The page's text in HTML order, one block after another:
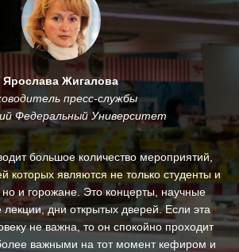
Ярослава Жигалова
пресс-службы
Федеральный Университет
большое количество мероприятий,
которых являются не только студенты и
и горожане. Это концерты, научные
дни открытых дверей. Если эта
не важна, то он спокойно проходит
важными на тот момент кефиром и